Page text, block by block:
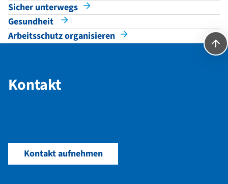
Sicher unterwegs
Gesundheit
Arbeitsschutz organisieren
Kontakt
Kontakt aufnehmen